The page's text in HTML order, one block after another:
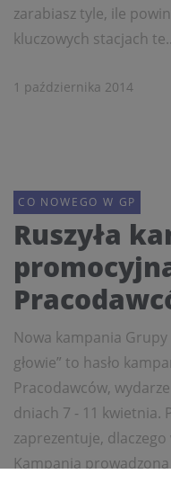
zarabiasz tyle, ile
kluczowych stacjach
1 października 2014
CO NOWEGO W GP
Ruszyła
Nowa kampania
głowie” to hasło
Pracodawców,
dniach 7 - 11 kwietnia.
zaprezentuje,
Kampania prowadzona